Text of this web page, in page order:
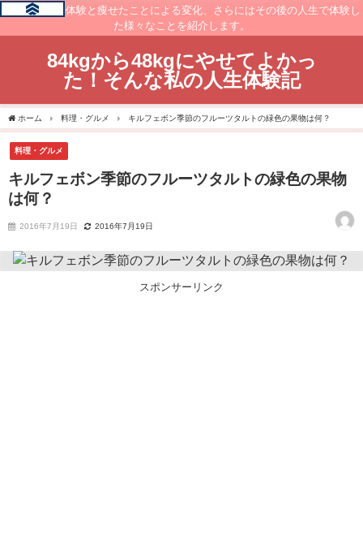
痩せるまでの体験と痩せたことによる変化、さらにはその後の人生で体験し
た様々なことを紹介します。
84kgから48kgにやせてよかっ
た！そんな私の人生体験記
ホーム 料理・グルメ キルフェボン季節のフルーツタルトの緑色の果物は何？
料理・グルメ
キルフェボン季節のフルーツタルトの緑色の果物
は何？
2016年7月19日 2016年7月19日
スポンサーリンク